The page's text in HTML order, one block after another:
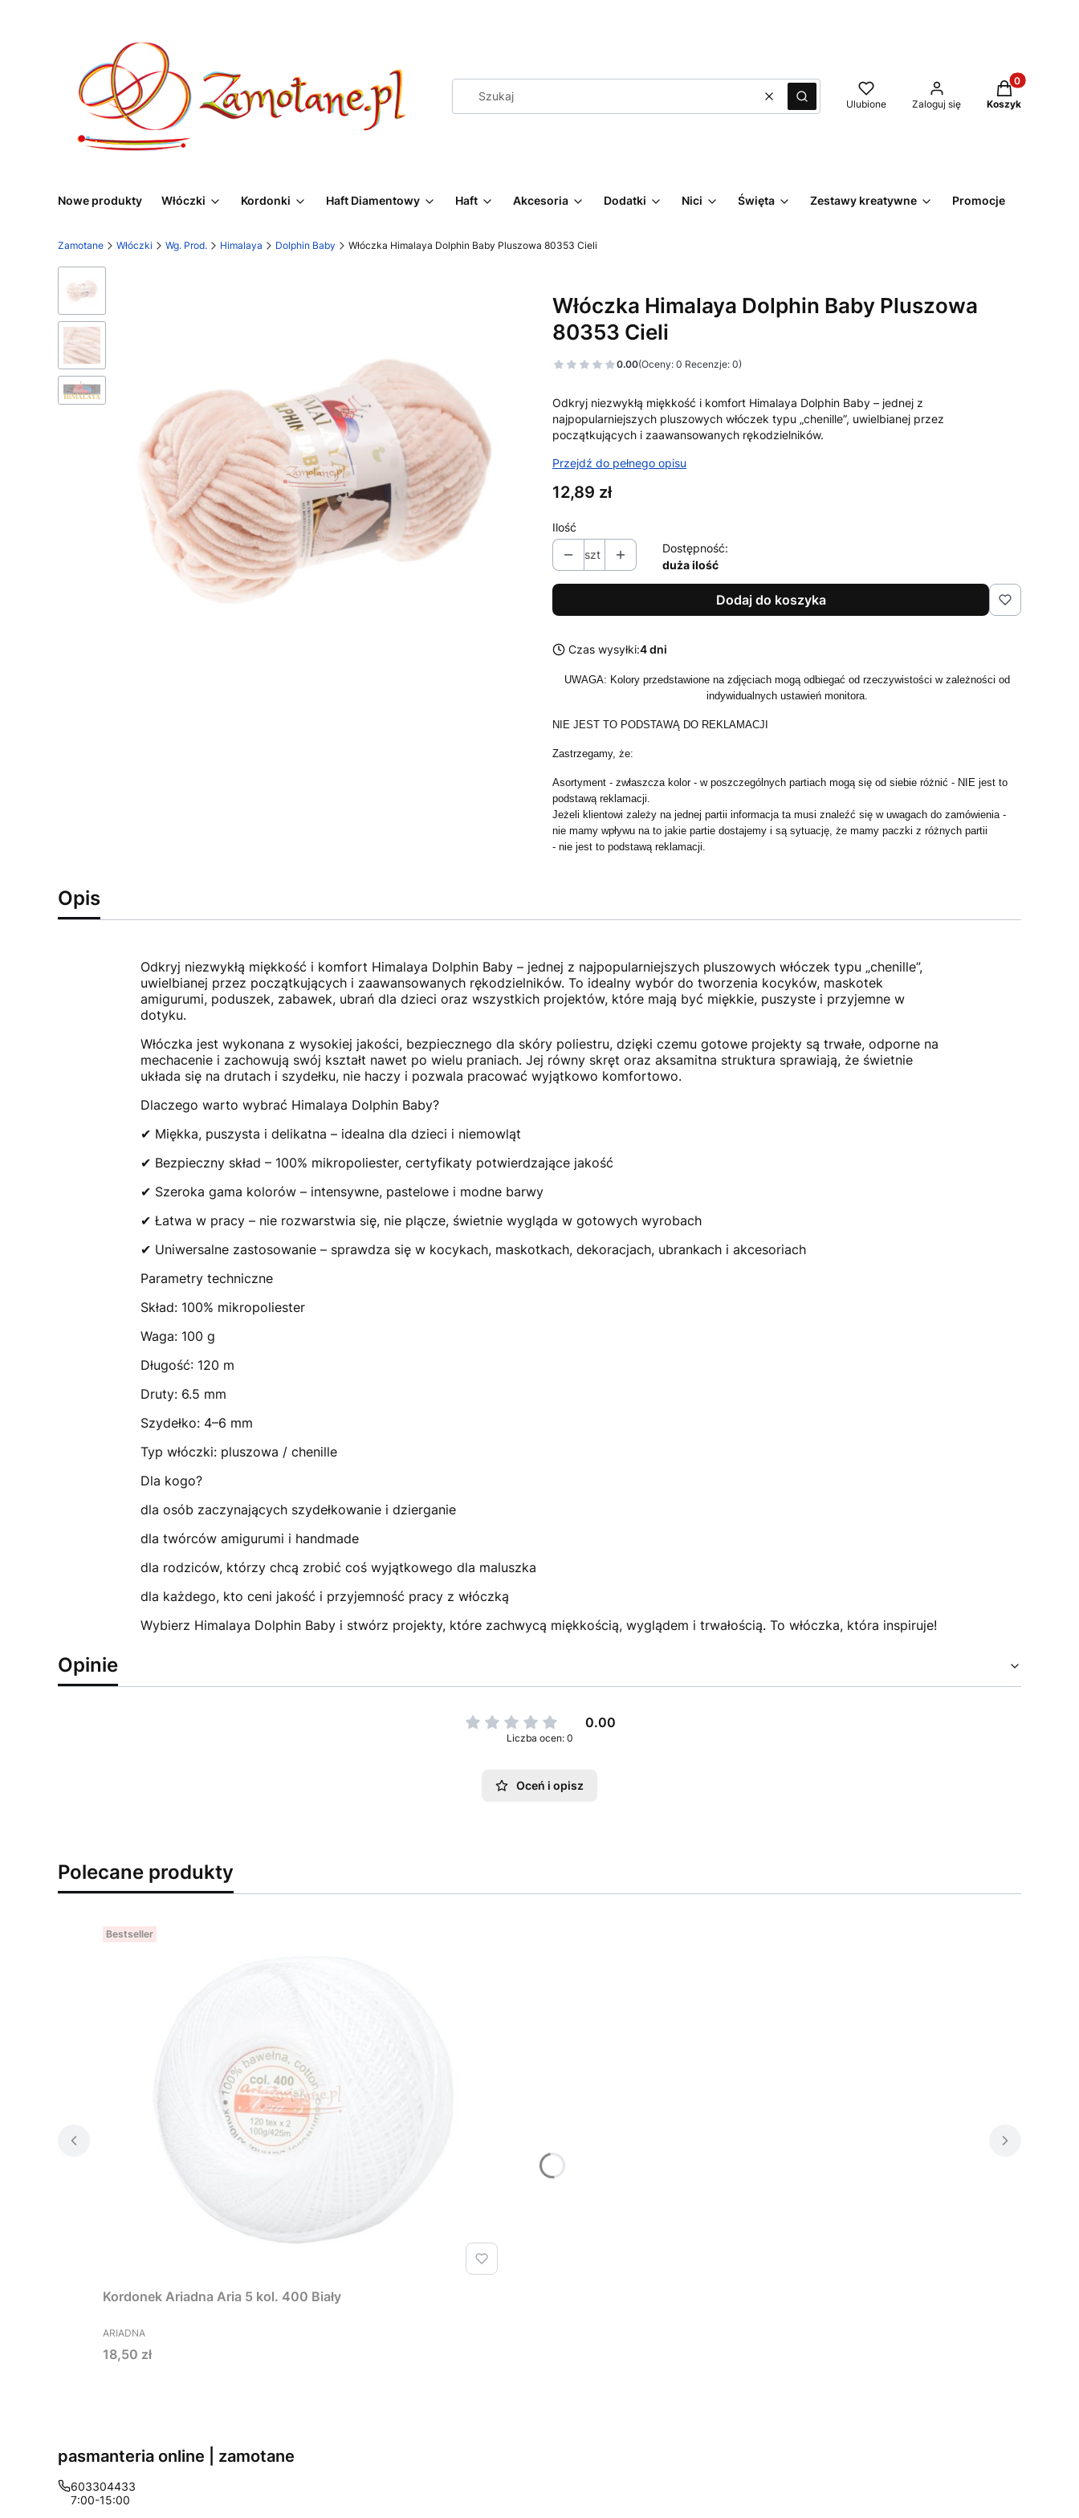
WyczyśćSzukaj Ulubione Zaloguj się
Produkty w
Koszyk
Nowe produkty Włóczki Kordonki Haft Diamentowy Haft Akcesoria Dodatki Nici Święta Zestawy kreatywne Promocje
Zamotane Włóczki Wg. Prod. Himalaya Dolphin Baby Włóczka Himalaya Dolphin Baby Pluszowa 80353 Cieli
Włóczka Himalaya Dolphin Baby Pluszowa
80353 Cieli
0.00(Oceny: 0 Recenzje: 0)
Odkryj niezwykłą miękkość i komfort Himalaya Dolphin Baby – jednej z
najpopularniejszych pluszowych włóczek typu „chenille”, uwielbianej przez
początkujących i zaawansowanych rękodzielników.
Przejdź do pełnego opisu
Cena
12,89 zł
Ilość
szt
Dostępność:
duża ilość
Dodaj do koszyka
Czas wysyłki:4 dni
UWAGA: Kolory przedstawione na zdjęciach mogą odbiegać od rzeczywistości w zależności od
indywidualnych ustawień monitora.
NIE JEST TO PODSTAWĄ DO REKLAMACJI
Zastrzegamy, że:
Asortyment - zwłaszcza kolor - w poszczególnych partiach mogą się od siebie różnić - NIE jest to
podstawą reklamacji.
Jeżeli klientowi zależy na jednej partii informacja ta musi znaleźć się w uwagach do zamówienia -
nie mamy wpływu na to jakie partie dostajemy i są sytuację, że mamy paczki z różnych partii
- nie jest to podstawą reklamacji.
Opis
Odkryj niezwykłą miękkość i komfort Himalaya Dolphin Baby – jednej z najpopularniejszych pluszowych włóczek typu „chenille”,
uwielbianej przez początkujących i zaawansowanych rękodzielników. To idealny wybór do tworzenia kocyków, maskotek
amigurumi, poduszek, zabawek, ubrań dla dzieci oraz wszystkich projektów, które mają być miękkie, puszyste i przyjemne w
dotyku.
Włóczka jest wykonana z wysokiej jakości, bezpiecznego dla skóry poliestru, dzięki czemu gotowe projekty są trwałe, odporne na
mechacenie i zachowują swój kształt nawet po wielu praniach. Jej równy skręt oraz aksamitna struktura sprawiają, że świetnie
układa się na drutach i szydełku, nie haczy i pozwala pracować wyjątkowo komfortowo.
Dlaczego warto wybrać Himalaya Dolphin Baby?
✔ Miękka, puszysta i delikatna – idealna dla dzieci i niemowląt
✔ Bezpieczny skład – 100% mikropoliester, certyfikaty potwierdzające jakość
✔ Szeroka gama kolorów – intensywne, pastelowe i modne barwy
✔ Łatwa w pracy – nie rozwarstwia się, nie plącze, świetnie wygląda w gotowych wyrobach
✔ Uniwersalne zastosowanie – sprawdza się w kocykach, maskotkach, dekoracjach, ubrankach i akcesoriach
Parametry techniczne
Skład: 100% mikropoliester
Waga: 100 g
Długość: 120 m
Druty: 6.5 mm
Szydełko: 4–6 mm
Typ włóczki: pluszowa / chenille
Dla kogo?
dla osób zaczynających szydełkowanie i dzierganie
dla twórców amigurumi i handmade
dla rodziców, którzy chcą zrobić coś wyjątkowego dla maluszka
dla każdego, kto ceni jakość i przyjemność pracy z włóczką
Wybierz Himalaya Dolphin Baby i stwórz projekty, które zachwycą miękkością, wyglądem i trwałością. To włóczka, która inspiruje!
Opinie
0.00
Liczba ocen: 0
Oceń i opisz
Polecane produkty
Bestseller
Kordonek Ariadna Aria 5 kol. 400 Biały
PRODUCENT
ARIADNA
Cena
18,50 zł
pasmanteria online | zamotane
603304433
7:00-15:00